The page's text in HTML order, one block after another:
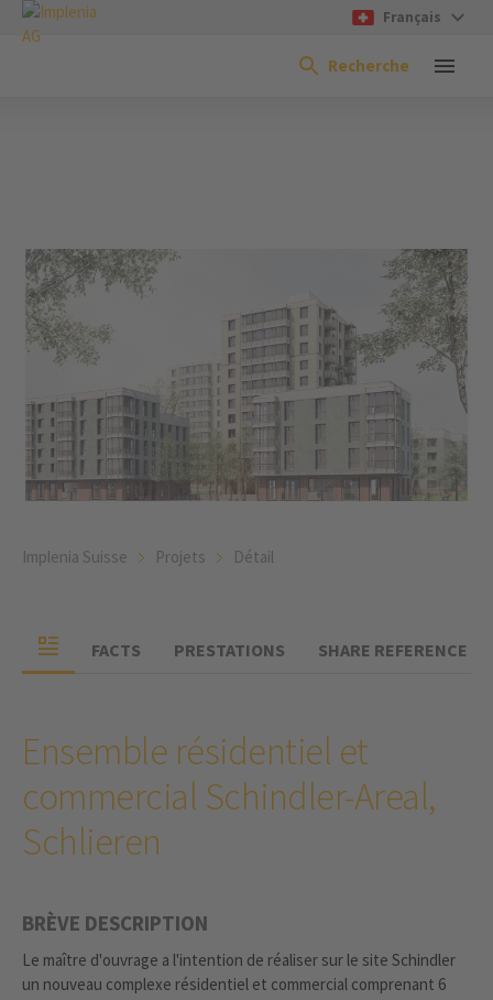
Français
Recherche
Implenia Suisse Projets Détail
FACTS PRESTATIONS SHARE REFERENCE
Ensemble résidentiel et
commercial Schindler-Areal,
Schlieren
BRÈVE DESCRIPTION
Le maître d'ouvrage a l'intention de réaliser sur le site Schindler
un nouveau complexe résidentiel et commercial comprenant 6